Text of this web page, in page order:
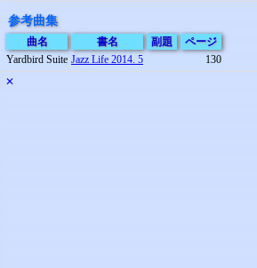
参考曲集
曲名 書名 副題
ページ
Yardbird Suite Jazz Life 2014. 5
130
✕